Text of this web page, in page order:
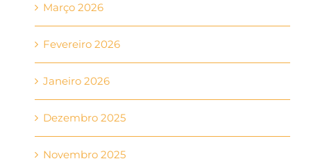
Março 2026
Fevereiro 2026
Janeiro 2026
Dezembro 2025
Novembro 2025